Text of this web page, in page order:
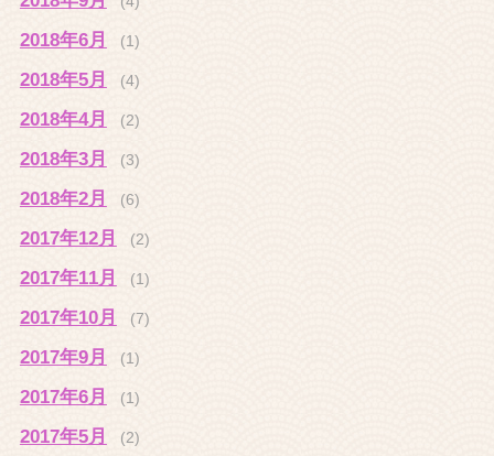
2018年6月 (1)
2018年5月 (4)
2018年4月 (2)
2018年3月 (3)
2018年2月 (6)
2017年12月 (2)
2017年11月 (1)
2017年10月 (7)
2017年9月 (1)
2017年6月 (1)
2017年5月 (2)